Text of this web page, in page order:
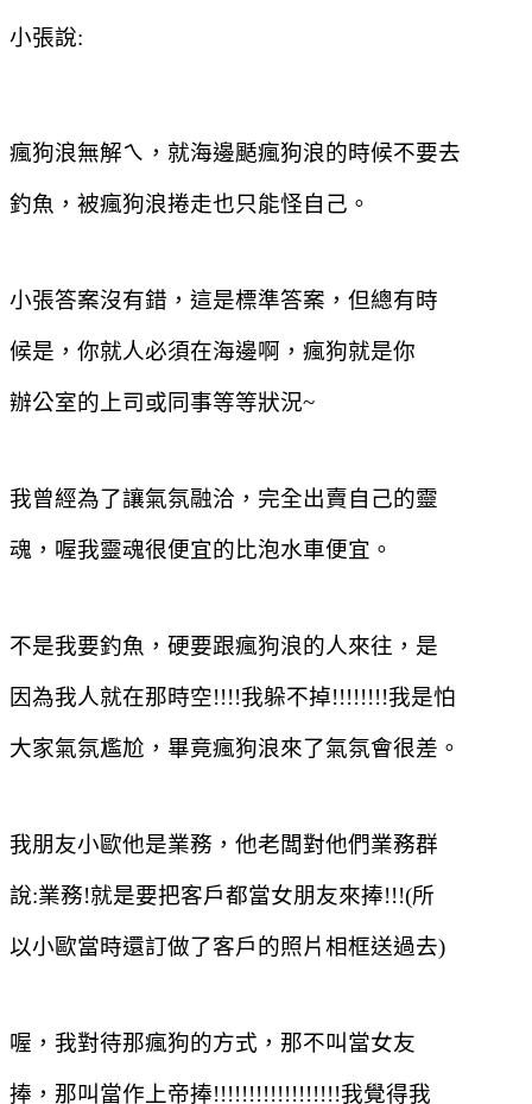
小張說:
瘋狗浪無解ㄟ，就海邊颳瘋狗浪的時候不要去
釣魚，被瘋狗浪捲走也只能怪自己。
小張答案沒有錯，這是標準答案，但總有時
候是，你就人必須在海邊啊，瘋狗就是你
辦公室的上司或同事等等狀況~
我曾經為了讓氣氛融洽，完全出賣自己的靈
魂，喔我靈魂很便宜的比泡水車便宜。
不是我要釣魚，硬要跟瘋狗浪的人來往，是
因為我人就在那時空!!!!我躲不掉!!!!!!!!我是怕
大家氣氛尷尬，畢竟瘋狗浪來了氣氛會很差。
我朋友小歐他是業務，他老闆對他們業務群
說:業務!就是要把客戶都當女朋友來捧!!!(所
以小歐當時還訂做了客戶的照片相框送過去)
喔，我對待那瘋狗的方式，那不叫當女友
捧，那叫當作上帝捧!!!!!!!!!!!!!!!!!!我覺得我